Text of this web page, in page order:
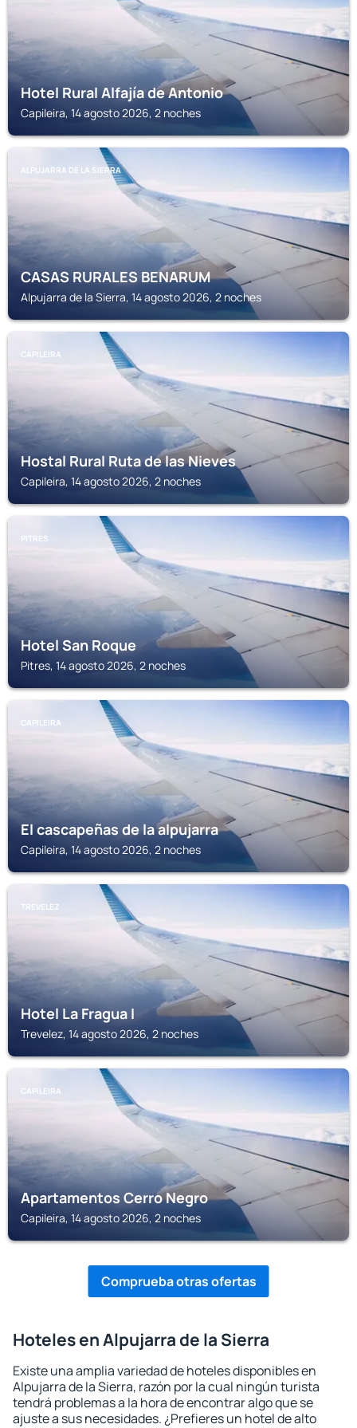
Hotel Rural Alfajía de Antonio
Capileira, 14 agosto 2026, 2 noches
ALPUJARRA DE LA SIERRA
CASAS RURALES BENARUM
Alpujarra de la Sierra, 14 agosto 2026, 2 noches
CAPILEIRA
Hostal Rural Ruta de las Nieves
Capileira, 14 agosto 2026, 2 noches
PITRES
Hotel San Roque
Pitres, 14 agosto 2026, 2 noches
CAPILEIRA
El cascapeñas de la alpujarra
Capileira, 14 agosto 2026, 2 noches
TREVELEZ
Hotel La Fragua I
Trevelez, 14 agosto 2026, 2 noches
CAPILEIRA
Apartamentos Cerro Negro
Capileira, 14 agosto 2026, 2 noches
Comprueba otras ofertas
Hoteles en Alpujarra de la Sierra
Existe una amplia variedad de hoteles disponibles en
Alpujarra de la Sierra, razón por la cual ningún turista
tendrá problemas a la hora de encontrar algo que se
ajuste a sus necesidades. ¿Prefieres un hotel de alto